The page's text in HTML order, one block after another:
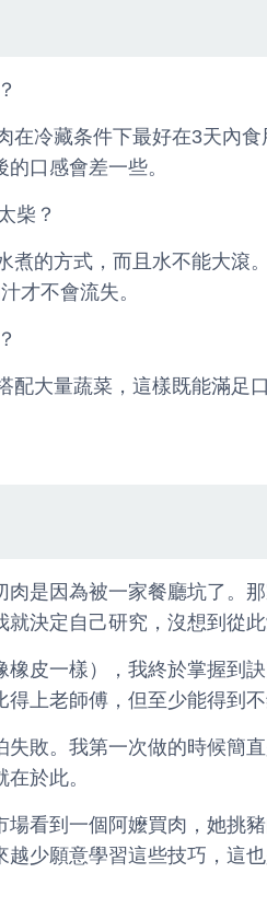
在冷藏条件下最好在3天內
口感會差一些。
柴？
煮的方式，而且水不能大滾
才不會流失。
配大量蔬菜，這樣既能滿足
是因為被一家餐廳坑了。
決定自己研究，沒想到從此
皮一樣），我終於掌握到
上老師傅，但至少能得到不
敗。我第一次做的時候簡
於此。
看到一個阿嬤買肉，她挑
少願意學習這些技巧，這